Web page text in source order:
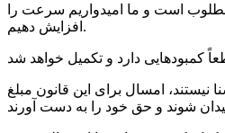
عملیاتی شدن یک قانون بسیار مطلوب است و ما امیدواریم سرعت را
افزایش دهیم.
نیستند، امسال برای این قانون مبلغ